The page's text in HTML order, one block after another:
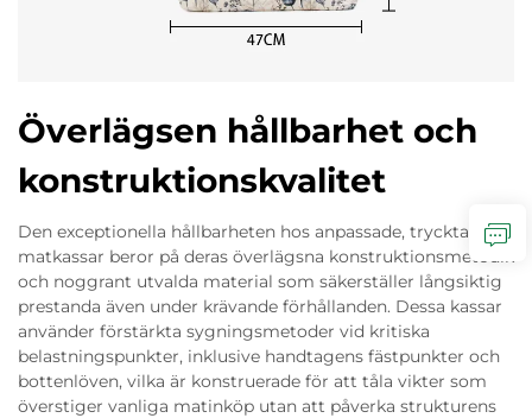
Överlägsen hållbarhet och
konstruktionskvalitet
Den exceptionella hållbarheten hos anpassade, tryckta
matkassar beror på deras överlägsna konstruktionsmetodik
och noggrant utvalda material som säkerställer långsiktig
prestanda även under krävande förhållanden. Dessa kassar
använder förstärkta sygningsmetoder vid kritiska
belastningspunkter, inklusive handtagens fästpunkter och
bottenlöven, vilka är konstruerade för att tåla vikter som
överstiger vanliga matinköp utan att påverka strukturens